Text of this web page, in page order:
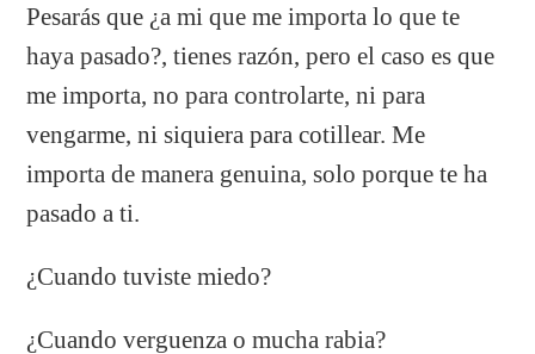
Pesarás que ¿a mi que me importa lo que te
haya pasado?, tienes razón, pero el caso es que
me importa, no para controlarte, ni para
vengarme, ni siquiera para cotillear. Me
importa de manera genuina, solo porque te ha
pasado a ti.
¿Cuando tuviste miedo?
¿Cuando verguenza o mucha rabia?